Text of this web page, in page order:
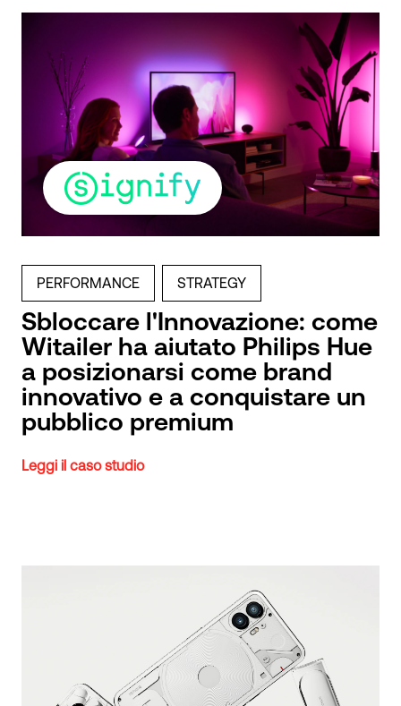
PERFORMANCE STRATEGY
Sbloccare l'Innovazione: come
Witailer ha aiutato Philips Hue
a posizionarsi come brand
innovativo e a conquistare un
pubblico premium
Leggi il caso studio